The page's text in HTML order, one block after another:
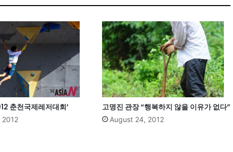
춘천국제레저대회’
2012
고명진 관장 “행복하지 않을 이유가 없다”
August 24, 2012